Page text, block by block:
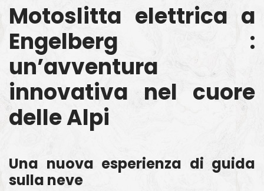
Motoslitta elettrica a
Engelberg :
un’avventura
innovativa nel cuore
delle Alpi
Una nuova esperienza di guida
sulla neve